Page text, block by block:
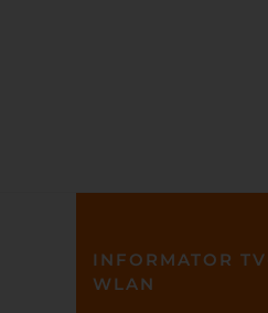
INFORMATOR
WLAN